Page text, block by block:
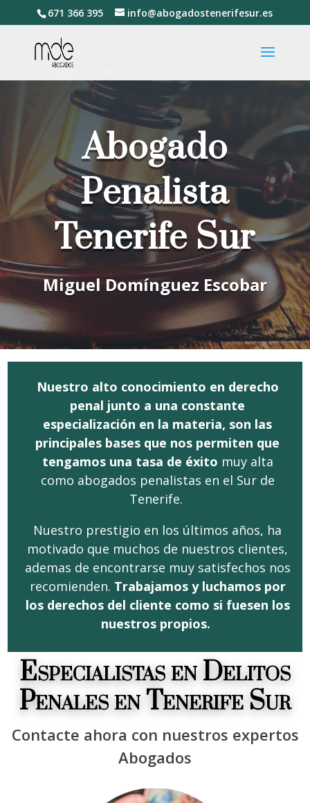
671 366 395 info@abogadostenerifesur.es
Abogado
Penalista
Tenerife Sur
Miguel Domínguez Escobar
Nuestro alto conocimiento en derecho
penal junto a una constante
especialización en la materia, son las
principales bases que nos permiten que
tengamos una tasa de éxito muy alta
como abogados penalistas en el Sur de
Tenerife.
Nuestro prestigio en los últimos años, ha
motivado que muchos de nuestros clientes,
ademas de encontrarse muy satisfechos nos
recomienden. Trabajamos y luchamos por
los derechos del cliente como si fuesen los
nuestros propios.
Especialistas en Delitos
Penales en Tenerife Sur
Contacte ahora con nuestros expertos
Abogados